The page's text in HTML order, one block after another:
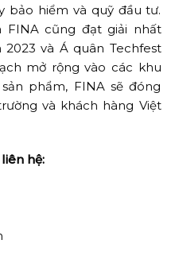
bảo hiểm và quỹ đầu tư.
FINA cũng đạt giải nhất
và Á quân Techfest
mở rộng vào các khu
phẩm, FINA sẽ đóng
và khách hàng Việt
hệ: